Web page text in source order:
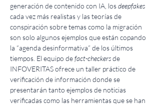
generación de contenido con IA, los deepfakes
cada vez más realistas y las teorías de
conspiración sobre temas como la migración
son solo algunos ejemplos que están copando
la “agenda desinformativa” de los últimos
tiempos. El equipo de fact-checkers de
INFOVERITAS ofrece un taller práctico de
verificación de información donde se
presentarán tanto ejemplos de noticias
verificadas como las herramientas que se han